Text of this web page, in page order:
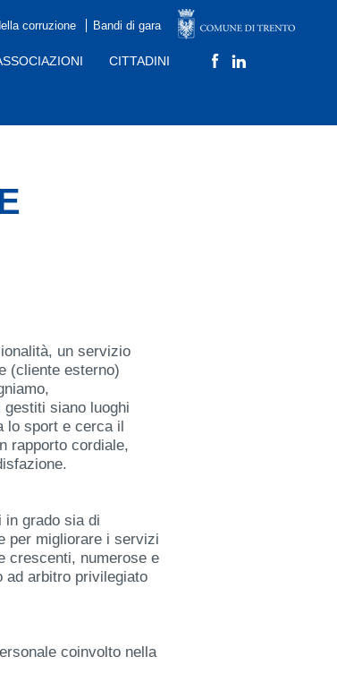
corruzione Bandi di gara
CITTADINI
un servizio
(cliente esterno)
siano luoghi
lo sport e cerca il
rapporto cordiale,
in grado sia di
per migliorare i servizi
crescenti, numerose e
ad arbitro privilegiato
coinvolto nella